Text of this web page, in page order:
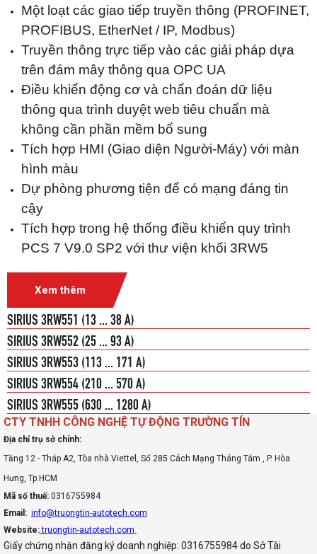
Một loạt các giao tiếp truyền thông (PROFINET,
PROFIBUS, EtherNet / IP, Modbus)
Truyền thông trực tiếp vào các giải pháp dựa
trên đám mây thông qua OPC UA
Điều khiển động cơ và chẩn đoán dữ liệu
thông qua trình duyệt web tiêu chuẩn mà
không cần phần mềm bổ sung
Tích hợp HMI (Giao diện Người-Máy) với màn
hình màu
Dự phòng phương tiện để có mạng đáng tin
cậy
Tích hợp trong hệ thống điều khiển quy trình
PCS 7 V9.0 SP2 với thư viện khối 3RW5
Xem thêm
SIRIUS 3RW551 (13 ... 38 A)
SIRIUS 3RW552 (25 ... 93 A)
SIRIUS 3RW553 (113 ... 171 A)
SIRIUS 3RW554 (210 ... 570 A)
SIRIUS 3RW555 (630 ... 1280 A)
CTY TNHH CÔNG NGHỆ TỰ ĐỘNG TRƯỜNG TÍN
Địa chỉ trụ sở chính:
Tầng 12 - Tháp A2, Tòa nhà Viettel, Số 285 Cách Mạng Tháng Tám , P. Hòa
Hưng, Tp.HCM
Mã số thuế: 0316755984
Email: info@truongtin-autotech.com
Website:truongtin-autotech.com
Giấy chứng nhận đăng ký doanh nghiệp: 0316755984 do Sở Tài